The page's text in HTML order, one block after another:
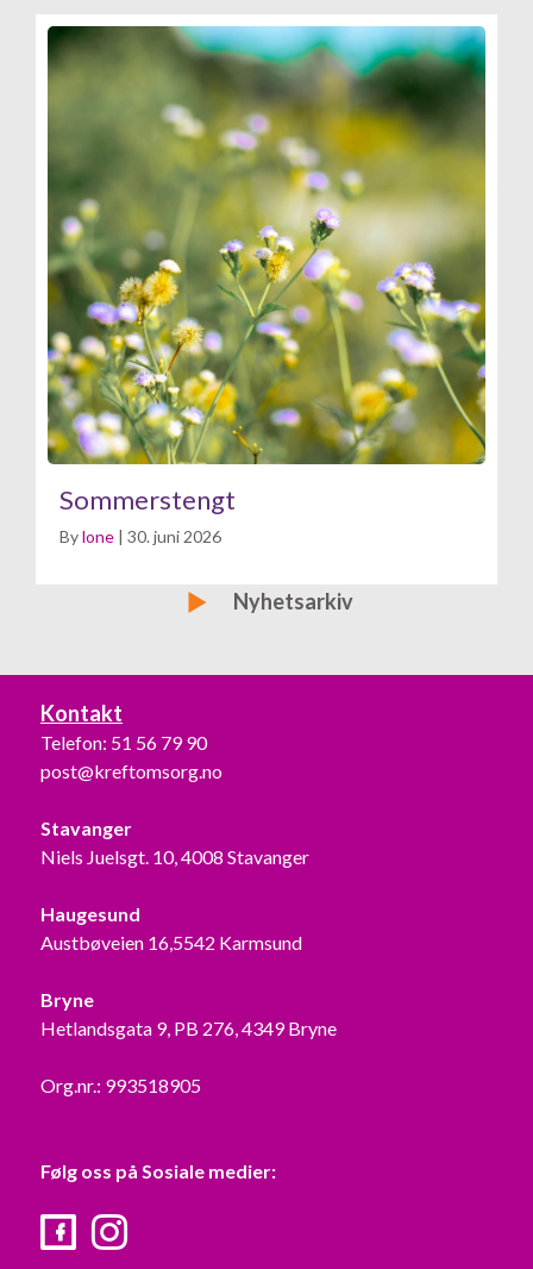
Sommerstengt
Bylone | 30. juni 2026
Bli medlemNyhetsarkiv
Kontakt
Telefon: 51 56 79 90
post@kreftomsorg.no
Stavanger
Niels Juelsgt. 10, 4008 Stavanger
Haugesund
Austbøveien 16,5542 Karmsund
Bryne
Hetlandsgata 9, PB 276, 4349 Bryne
Org.nr.: 993518905
Følg oss på Sosiale medier:
FacebookInstagram